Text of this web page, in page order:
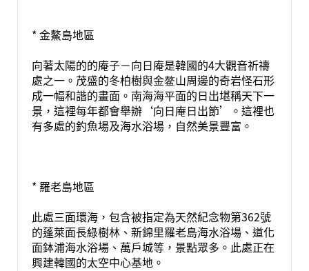
* 金鰲島地區
向著太陽的的庵子－向日庵是韓國的4大觀音祈禱
處之一。茂盛的冬柏樹與金鳌山周邊的奇岩怪石形
成一幅和諧的畫面。南海海平面的日出堪稱天下一
景，這裡每年都會舉辦‘向日庵日出節’。這裡也
有多處的釣魚場及海水浴場，自然美景豐富。
* 羅老島地區
此處三面環海，包含被指定為天然紀念物第362號
的蓬萊面長綠樹林、新錦里羅老島海水浴場、道化
面鉢浦海水浴場、萬戶城等，景點眾多。此處正在
興建韓國的太空中心基地。